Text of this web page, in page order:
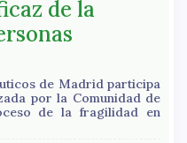
de la
de Madrid participa
por la Comunidad de
de la fragilidad en